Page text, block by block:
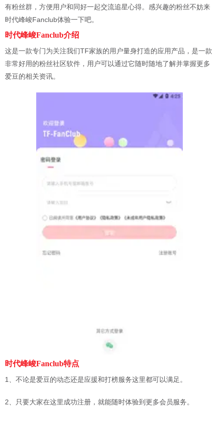
有粉丝群，方便用户和同好一起交流追星心得。感兴趣的粉丝不妨来
时代峰峻Fanclub体验一下吧。
时代峰峻Fanclub介绍
这是一款专门为关注我们TF家族的用户量身打造的应用产品，是一款
非常好用的粉丝社区软件，用户可以通过它随时随地了解并掌握更多
爱豆的相关资讯。
时代峰峻Fanclub特点
1、不论是爱豆的动态还是应援和打榜服务这里都可以满足。
2、只要大家在这里成功注册，就能随时体验到更多会员服务。